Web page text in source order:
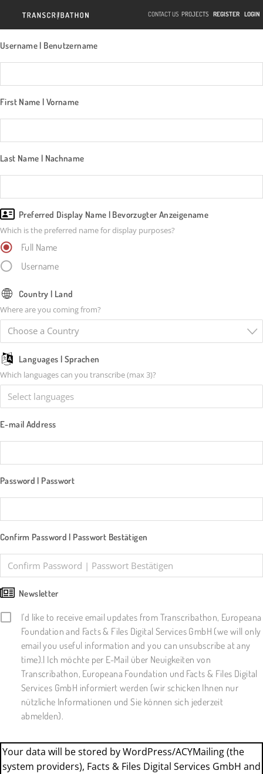
CONTACT US PROJECTS REGISTER LOGIN
Username | Benutzername
First Name | Vorname
Last Name | Nachname
Preferred Display Name | Bevorzugter Anzeigename
Which is the preferred name for display purposes?
Full Name
Username
Country | Land
Where are you coming from?
Choose a Country
Languages | Sprachen
Which languages can you transcribe (max 3)?
E-mail Address
Password | Passwort
Confirm Password | Passwort Bestätigen
Newsletter
I'd like to receive email updates from Transcribathon, Europeana
Foundation and Facts & Files Digital Services GmbH (we will only
email you useful information and you can unsubscribe at any
time).| Ich möchte per E-Mail über Neuigkeiten von
Transcribathon, Europeana Foundation und Facts & Files Digital
Services GmbH informiert werden (wir schicken Ihnen nur
nützliche Informationen und Sie können sich jederzeit
abmelden).
Your data will be stored by WordPress/ACYMailing (the
system providers), Facts & Files Digital Services GmbH and